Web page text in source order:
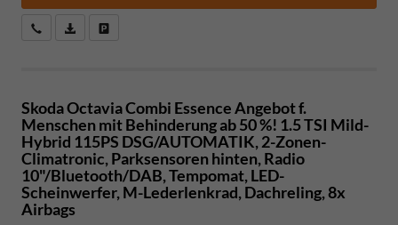
Kostenloser Rückruf-Service
PDF-Datei, Fahrzeugexposé drucken
Skoda Octavia Combi Essence Angebot f.
Menschen mit Behinderung ab 50 %! 1.5 TSI Mild-
Hybrid 115PS DSG/AUTOMATIK, 2-Zonen-
Climatronic, Parksensoren hinten, Radio
10"/Bluetooth/DAB, Tempomat, LED-
Scheinwerfer, M-Lederlenkrad, Dachreling, 8x
Airbags